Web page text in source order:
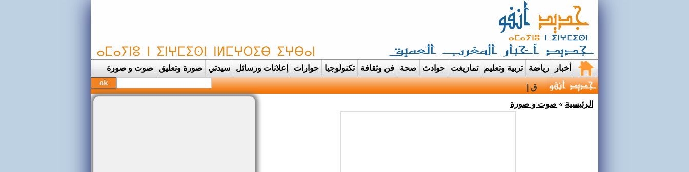
أخبار رياضة تربية وتعليم تمازيغت حوادث صحة فن وثقافة تكنولوجيا حوارات إعلانات ورسائل سيدتي صورة وتعليق صوت و صورة
قرية إيمي نواسيف بتارودانت تتحول الى عرس |
الرئيسية » صوت و صورة